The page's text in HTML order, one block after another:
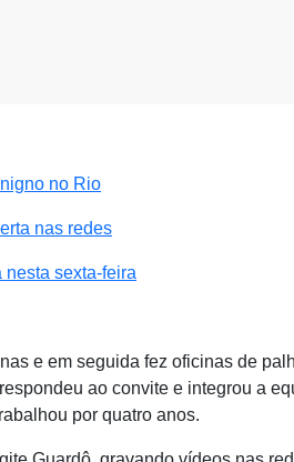
no Rio
nas redes
sexta-feira
e em seguida fez oficinas de
ao convite e integrou a
por quatro anos.